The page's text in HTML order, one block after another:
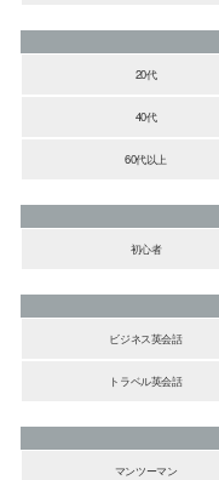
20代
40代
60代以上
初心者
ビジネス英会話
トラベル英会話
マンツーマン